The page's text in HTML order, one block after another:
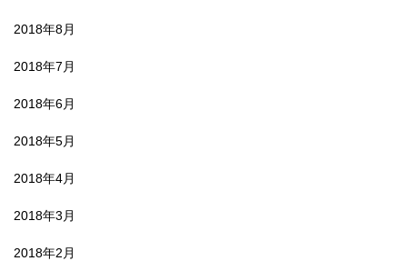
2018年8月
2018年7月
2018年6月
2018年5月
2018年4月
2018年3月
2018年2月